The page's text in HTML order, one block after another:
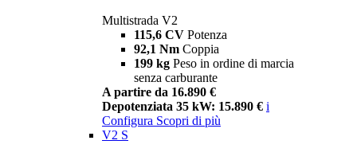
Multistrada V2
115,6 CV Potenza
92,1 Nm Coppia
199 kg Peso in ordine di marcia
senza carburante
A partire da 16.890 €
Depotenziata 35 kW: 15.890 € i
Configura Scopri di più
V2 S